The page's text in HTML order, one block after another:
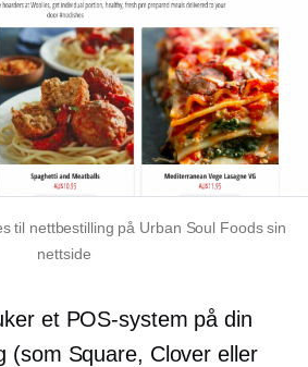
til nettbestilling på Urban Soul Foods sin
nettside
et POS-system på din
(som Square, Clover eller